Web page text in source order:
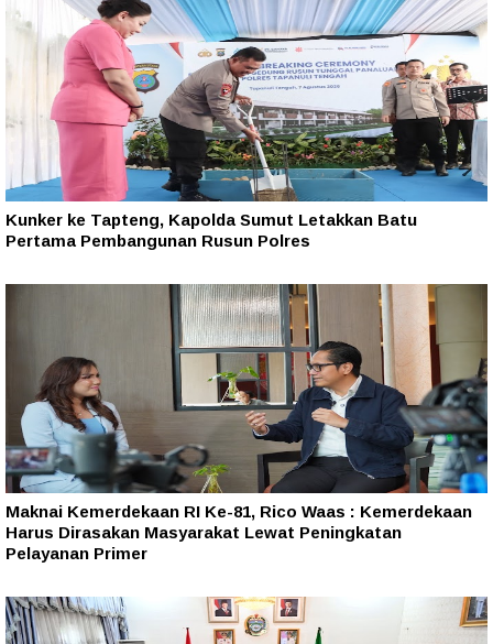
Kunker ke Tapteng, Kapolda Sumut Letakkan Batu
Pertama Pembangunan Rusun Polres
Maknai Kemerdekaan RI Ke-81, Rico Waas : Kemerdekaan
Harus Dirasakan Masyarakat Lewat Peningkatan
Pelayanan Primer